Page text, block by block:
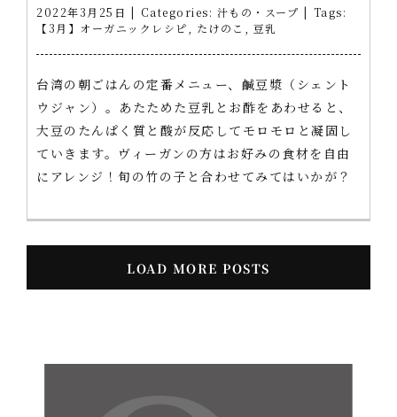
2022年3月25日 | Categories: 汁もの・スープ | Tags:
【3月】オーガニックレシピ
たけのこ 豆乳
台湾の朝ごはんの定番メニュー、鹹豆漿（シェント
ウジャン）。あたためた豆乳とお酢をあわせると、
大豆のたんぱく質と酸が反応してモロモロと凝固し
ていきます。ヴィーガンの方はお好みの食材を自由
にアレンジ！旬の竹の子と合わせてみてはいかが？
LOAD MORE POSTS